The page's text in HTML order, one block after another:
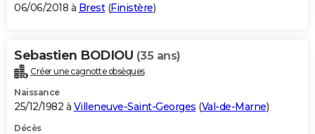
06/06/2018 à Brest(Finistère)
Sebastien BODIOU (35 ans)
Créer une cagnotte obsèques
Naissance
25/12/1982 à Villeneuve-Saint-Georges (Val-de-Marne)
Décès